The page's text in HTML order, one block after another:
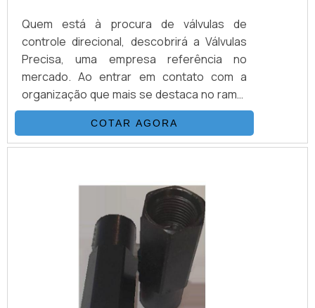
Quem está à procura de válvulas de
controle direcional, descobrirá a Válvulas
Precisa, uma empresa referência no
mercado. Ao entrar em contato com a
organização que mais se destaca no ramo,
o cliente receberá um suporte completo
para sanar eventuais dúvidas sobre o
produto a ser adquirido.MAIS
CONTROLE DIRECIONALQuem quer
encontrar válvulas de controle direcional
em uma empresa que preza pela
segurança, enc...
COTAR AGORA